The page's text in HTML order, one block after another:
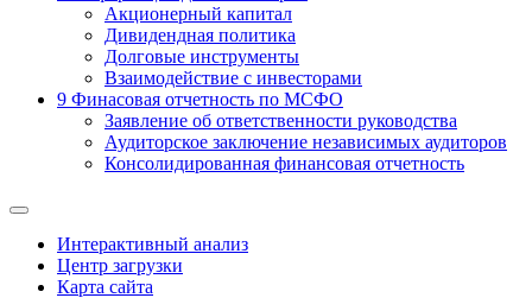
Акционерный капитал
Дивидендная политика
Долговые инструменты
Взаимодействие с инвеcторами
9 Финасовая отчетность по МСФО
Заявление об ответственности руководства
Аудиторское заключение независимых аудиторов
Консолидированная финансовая отчетность
Интерактивный анализ
Центр загрузки
Карта сайта